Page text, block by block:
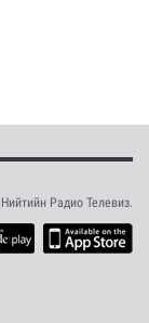
Радио Телевиз.